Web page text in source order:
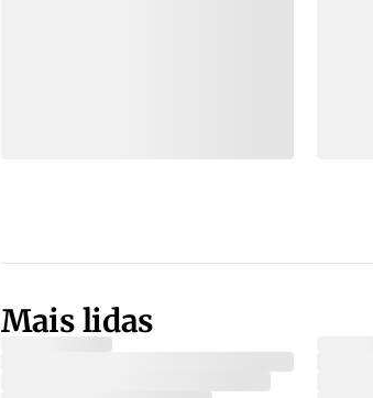
Mais lidas